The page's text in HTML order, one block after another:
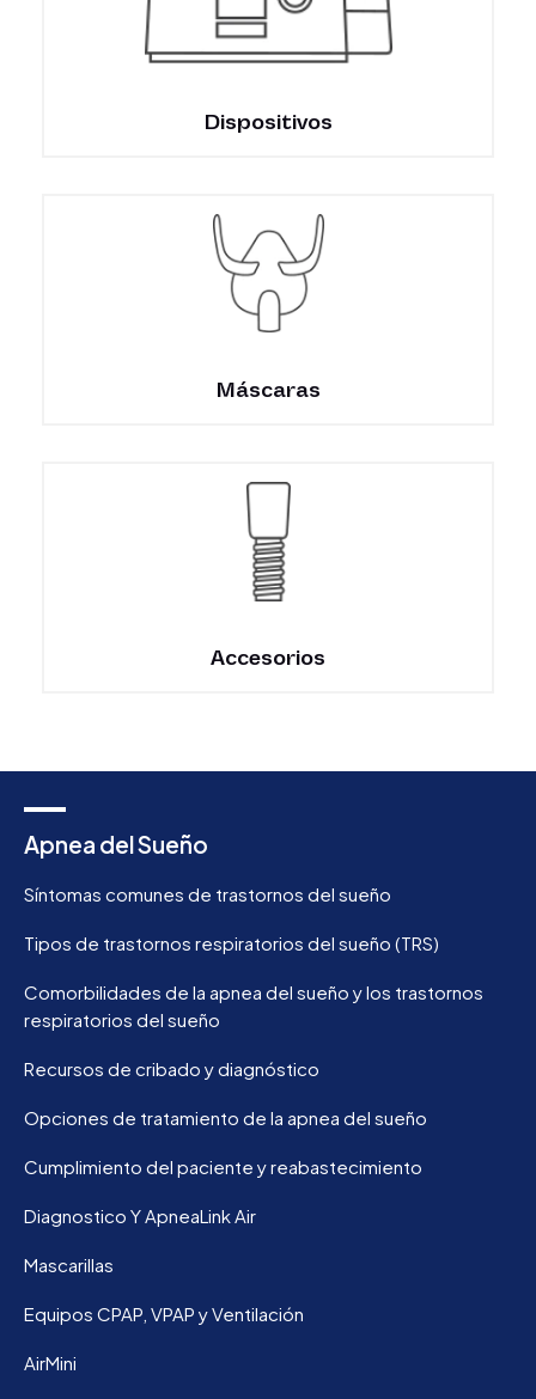
Dispositivos
Máscaras
Accesorios
Apnea del Sueño
Síntomas comunes de trastornos del sueño
Tipos de trastornos respiratorios del sueño (TRS)
Comorbilidades de la apnea del sueño y los trastornos
respiratorios del sueño
Recursos de cribado y diagnóstico
Opciones de tratamiento de la apnea del sueño
Cumplimiento del paciente y reabastecimiento
Diagnostico Y ApneaLink Air
Mascarillas
Equipos CPAP, VPAP y Ventilación
AirMini